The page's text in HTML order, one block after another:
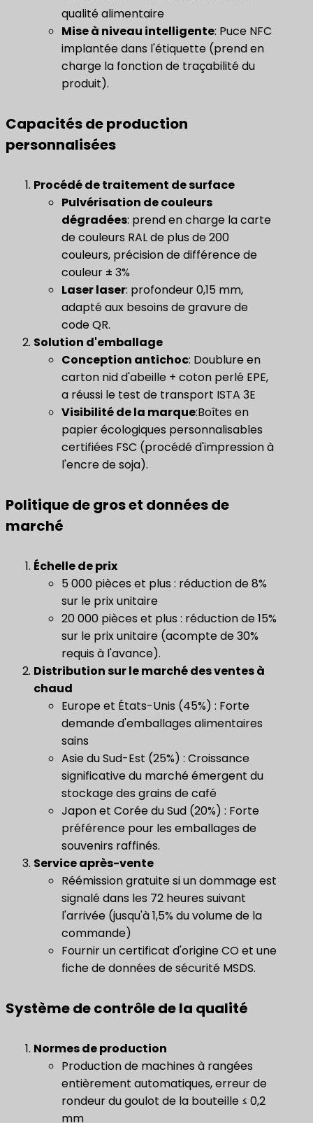
qualité alimentaire
Mise à niveau intelligente: Puce NFC
implantée dans l'étiquette (prend en
charge la fonction de traçabilité du
produit).
Capacités de production
personnalisées
Procédé de traitement de surface
Pulvérisation de couleurs
dégradées: prend en charge la carte
de couleurs RAL de plus de 200
couleurs, précision de différence de
couleur ± 3%
​Laser laser​: profondeur 0,15 mm,
adapté aux besoins de gravure de
code QR.
Solution d'emballage
Conception antichoc: Doublure en
carton nid d'abeille + coton perlé EPE,
a réussi le test de transport ISTA 3E
​Visibilité de la marque​:Boîtes en
papier écologiques personnalisables
certifiées FSC (procédé d'impression à
l'encre de soja).
Politique de gros et données de
marché
Échelle de prix
5 000 pièces et plus : réduction de 8%
sur le prix unitaire
20 000 pièces et plus : réduction de 15%
sur le prix unitaire (acompte de 30%
requis à l'avance).
​Distribution sur le marché des ventes à
chaud​
Europe et États-Unis (45%) : Forte
demande d'emballages alimentaires
sains
Asie du Sud-Est (25%) : Croissance
significative du marché émergent du
stockage des grains de café
Japon et Corée du Sud (20%) : Forte
préférence pour les emballages de
souvenirs raffinés.
Service après-vente
Réémission gratuite si un dommage est
signalé dans les 72 heures suivant
l'arrivée (jusqu'à 1,5% du volume de la
commande)
Fournir un certificat d'origine CO et une
fiche de données de sécurité MSDS.
Système de contrôle de la qualité
Normes de production
Production de machines à rangées
entièrement automatiques, erreur de
rondeur du goulot de la bouteille ≤ 0,2
mm